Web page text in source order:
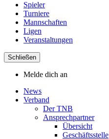
Spieler
Turniere
Mannschaften
Ligen
Veranstaltungen
Schließen
Melde dich an
News
Verband
Der TNB
Ansprechpartner
Übersicht
Geschäftsstelle